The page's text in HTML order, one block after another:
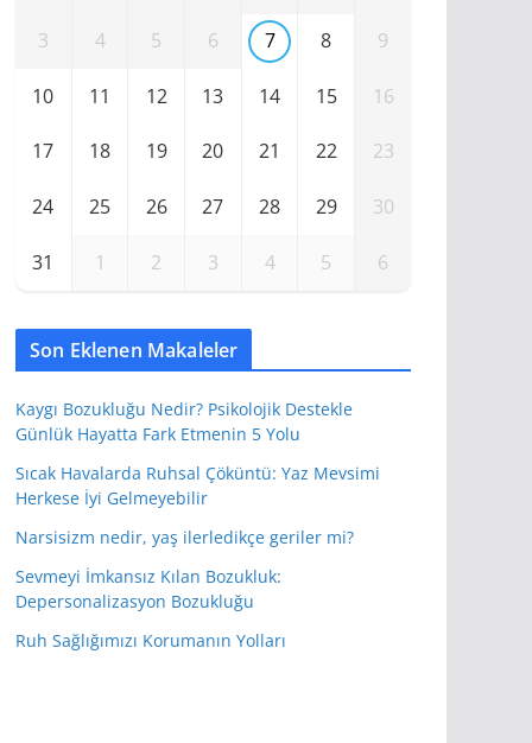
3 4 5 6 7 8 9
10 11 12 13 14 15 16
17 18 19 20 21 22 23
24 25 26 27 28 29 30
31 1 2 3 4 5 6
Son Eklenen Makaleler
Kaygı Bozukluğu Nedir? Psikolojik Destekle
Günlük Hayatta Fark Etmenin 5 Yolu
Sıcak Havalarda Ruhsal Çöküntü: Yaz Mevsimi
Herkese İyi Gelmeyebilir
Narsisizm nedir, yaş ilerledikçe geriler mi?
Sevmeyi İmkansız Kılan Bozukluk:
Depersonalizasyon Bozukluğu
Ruh Sağlığımızı Korumanın Yolları